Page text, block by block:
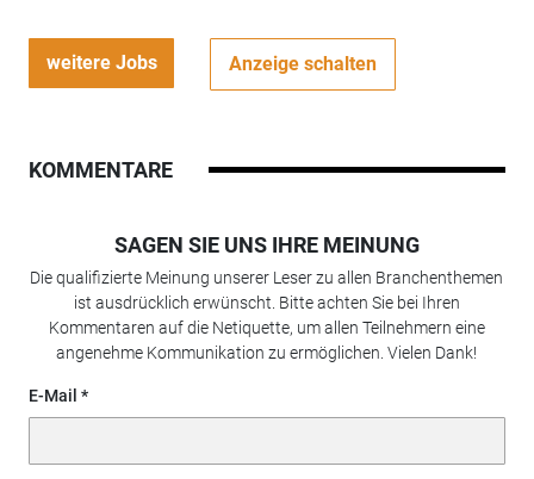
weitere Jobs Anzeige schalten
KOMMENTARE
SAGEN SIE UNS IHRE MEINUNG
Die qualifizierte Meinung unserer Leser zu allen Branchenthemen
ist ausdrücklich erwünscht. Bitte achten Sie bei Ihren
Kommentaren auf die Netiquette, um allen Teilnehmern eine
angenehme Kommunikation zu ermöglichen. Vielen Dank!
E-Mail